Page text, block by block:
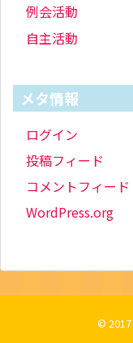
例会活動
自主活動
メタ情報
ログイン
投稿フィード
コメントフィード
WordPress.org
© 2017